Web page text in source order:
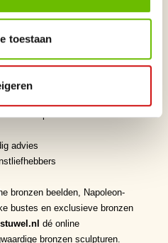
toestaan
beelden tot geliefde
voor exclusieve bronzen beelden
uit binnen- en buitenland
sculpturen
advies
bronzen beelden, Napoleon-
bustes en exclusieve bronzen
dé online
bronzen sculpturen.